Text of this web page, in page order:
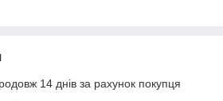
14 днів за рахунок покупця